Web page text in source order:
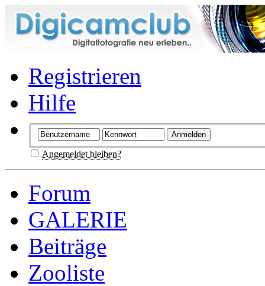
Registrieren
Hilfe
Angemeldet bleiben?
Forum
GALERIE
Beiträge
Zooliste